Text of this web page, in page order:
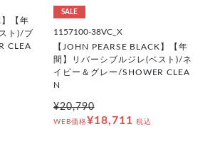
】【年
ト)/ブ
CLEA
SALE
1157100-38VC_X
【JOHN PEARSE BLACK】【年
間】リバーシブルジレ(ベスト)/ネ
イビー＆グレー/SHOWER CLEA
N
¥20,790
WEB価格¥18,711 税込